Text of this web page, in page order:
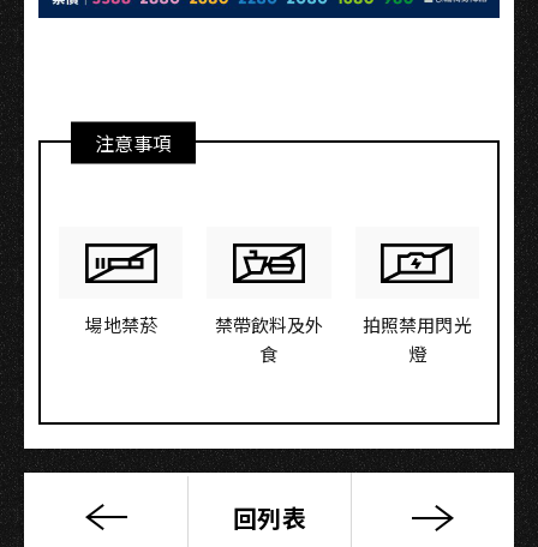
注意事項
場地禁菸
禁帶飲料及外
食
拍照禁用閃光
燈
2026
回列表